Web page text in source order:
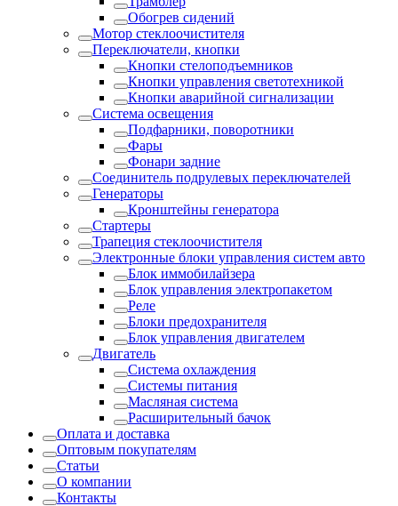
Обогрев сидений
Мотор стеклоочистителя
Переключатели, кнопки
Кнопки стелоподъемников
Кнопки управления светотехникой
Кнопки аварийной сигнализации
Система освещения
Подфарники, поворотники
Фары
Фонари задние
Соединитель подрулевых переключателей
Генераторы
Кронштейны генератора
Стартеры
Трапеция стеклоочистителя
Электронные блоки управления систем авто
Блок иммобилайзера
Блок управления электропакетом
Реле
Блоки предохранителя
Блок управления двигателем
Двигатель
Система охлаждения
Системы питания
Масляная система
Расширительный бачок
Оплата и доставка
Оптовым покупателям
Статьи
О компании
Контакты